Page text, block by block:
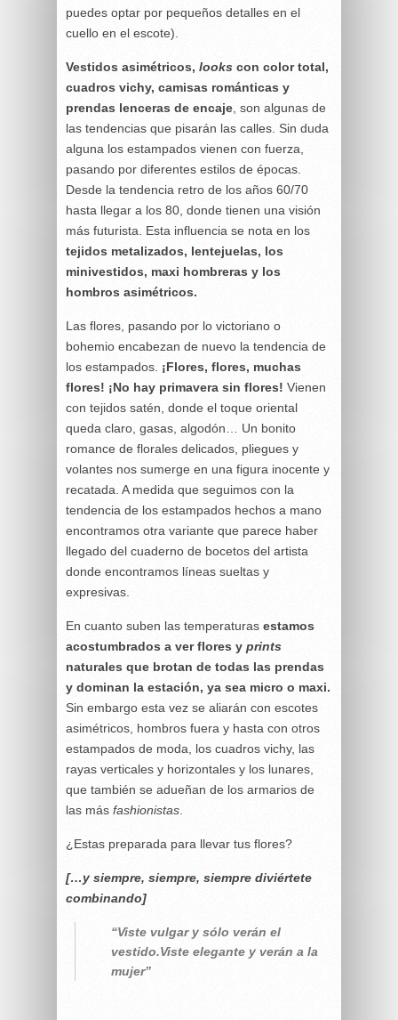
puedes optar por pequeños detalles en el
cuello en el escote).
Vestidos asimétricos, looks con color total,
cuadros vichy, camisas románticas y
prendas lenceras de encaje , son algunas de
las tendencias que pisarán las calles. Sin duda
alguna los estampados vienen con fuerza,
pasando por diferentes estilos de épocas.
Desde la tendencia retro de los años 60/70
hasta llegar a los 80, donde tienen una visión
más futurista. Esta influencia se nota en los
tejidos metalizados, lentejuelas, los
minivestidos, maxi hombreras y los
hombros asimétricos.
Las flores, pasando por lo victoriano o
bohemio encabezan de nuevo la tendencia de
los estampados. ¡Flores, flores, muchas
flores! ¡No hay primavera sin flores! Vienen
con tejidos satén, donde el toque oriental
queda claro, gasas, algodón… Un bonito
romance de florales delicados, pliegues y
volantes nos sumerge en una figura inocente y
recatada. A medida que seguimos con la
tendencia de los estampados hechos a mano
encontramos otra variante que parece haber
llegado del cuaderno de bocetos del artista
donde encontramos líneas sueltas y
expresivas.
En cuanto suben las temperaturas estamos
acostumbrados a ver flores y prints
naturales que brotan de todas las prendas
y dominan la estación, ya sea micro o maxi.
Sin embargo esta vez se aliarán con escotes
asimétricos, hombros fuera y hasta con otros
estampados de moda, los cuadros vichy, las
rayas verticales y horizontales y los lunares,
que también se adueñan de los armarios de
las más fashionistas
¿Estas preparada para llevar tus flores?
[…y siempre, siempre, siempre diviértete
combinando]
“Viste vulgar y sólo verán el
vestido.Viste elegante y verán a la
mujer”